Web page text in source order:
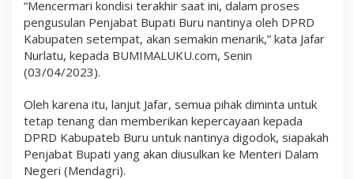
“Mencermari kondisi terakhir saat ini, dalam proses
pengusulan Penjabat Bupati Buru nantinya oleh DPRD
Kabupaten setempat, akan semakin menarik,” kata Jafar
Nurlatu, kepada BUMIMALUKU.com, Senin
(03/04/2023).
Oleh karena itu, lanjut Jafar, semua pihak diminta untuk
tetap tenang dan memberikan kepercayaan kepada
DPRD Kabupateb Buru untuk nantinya digodok, siapakah
Penjabat Bupati yang akan diusulkan ke Menteri Dalam
Negeri (Mendagri).